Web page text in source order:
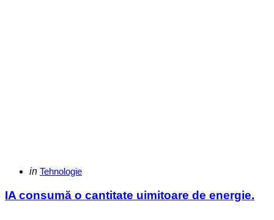
Categories
Posted
in Tehnologie
IA consumă o cantitate uimitoare de energie.